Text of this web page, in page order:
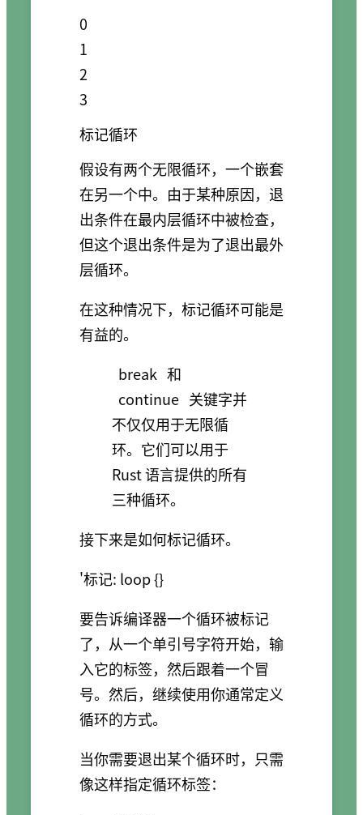
0
1
2
标记循环
假设有两个无限循环，一个嵌套
在另一个中。由于某种原因，退
出条件在最内层循环中被检查，
但这个退出条件是为了退出最外
层循环。
在这种情况下，标记循环可能是
有益的。
break 和
continue 关键字并
不仅仅用于无限循
环。它们可以用于
Rust 语言提供的所有
三种循环。
接下来是如何标记循环。
要告诉编译器一个循环被标记
了，从一个单引号字符开始，输
入它的标签，然后跟着一个冒
号。然后，继续使用你通常定义
循环的方式。
当你需要退出某个循环时，只需
像这样指定循环标签：